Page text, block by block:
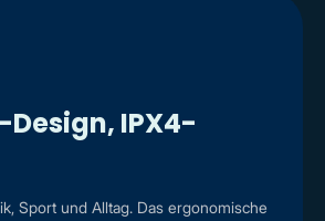
IPX4-
Sport und Alltag. Das ergonomische